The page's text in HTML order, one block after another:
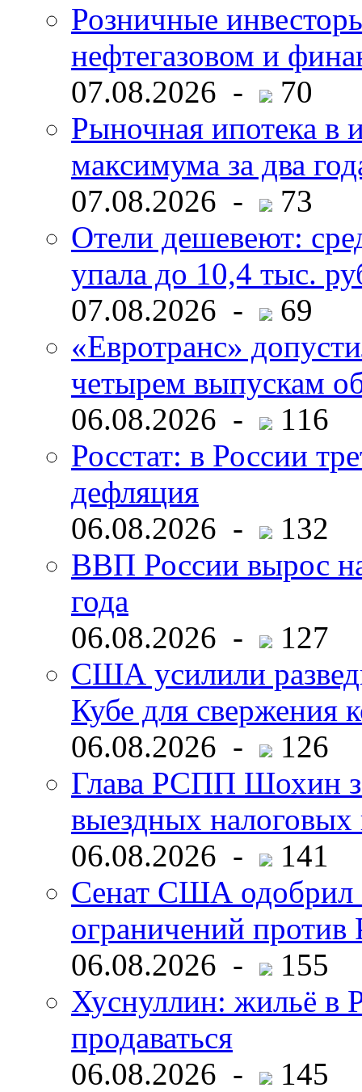
Розничные
нефтегазовом и
07.08.2026 -
70
Рыночная ипотека в
максимума за два
07.08.2026 -
73
Отели дешевеют:
упала до 10,4 тыс.
07.08.2026 -
69
«Евротранс»
четырем выпускам
06.08.2026 -
116
Росстат: в России
дефляция
06.08.2026 -
132
ВВП России вырос
года
06.08.2026 -
127
США усилили
Кубе для свержения
06.08.2026 -
126
Глава РСПП Шохин
выездных налоговых
06.08.2026 -
141
Сенат США одобрил
ограничений
06.08.2026 -
155
Хуснуллин: жильё в
продаваться
06.08.2026 -
145